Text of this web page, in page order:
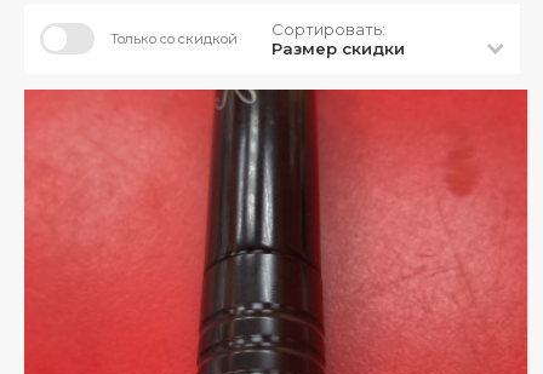
Только со скидкой
Сортировать:
Размер скидки